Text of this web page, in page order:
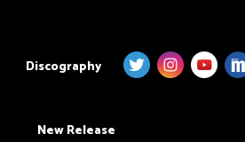
Discography
New Release